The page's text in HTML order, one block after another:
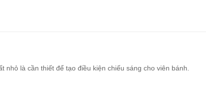
nhỏ là cần thiết để tạo điều kiện chiếu sáng cho viên bánh.